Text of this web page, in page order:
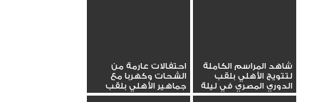
شاهد المراسم الكاملة
لتتويج الأهلي بلقب
الدوري المصري في ليلة
عودة...
احتفالات عارمة من
الشحات وكهربا مع
جماهير الأهلي بلقب
الدوري.....